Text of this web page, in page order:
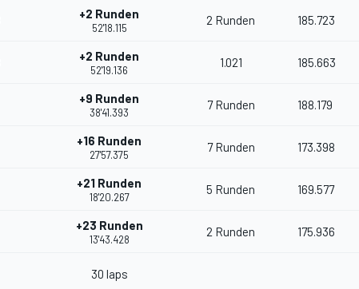
+2 Runden
52'18.115
2 Runden 185.723
+2 Runden
52'19.136
1.021 185.663
+9 Runden
38'41.393
7 Runden 188.179
+16 Runden
27'57.375
7 Runden 173.398
+21 Runden
18'20.267
5 Runden 169.577
+23 Runden
13'43.428
2 Runden 175.936
30 laps